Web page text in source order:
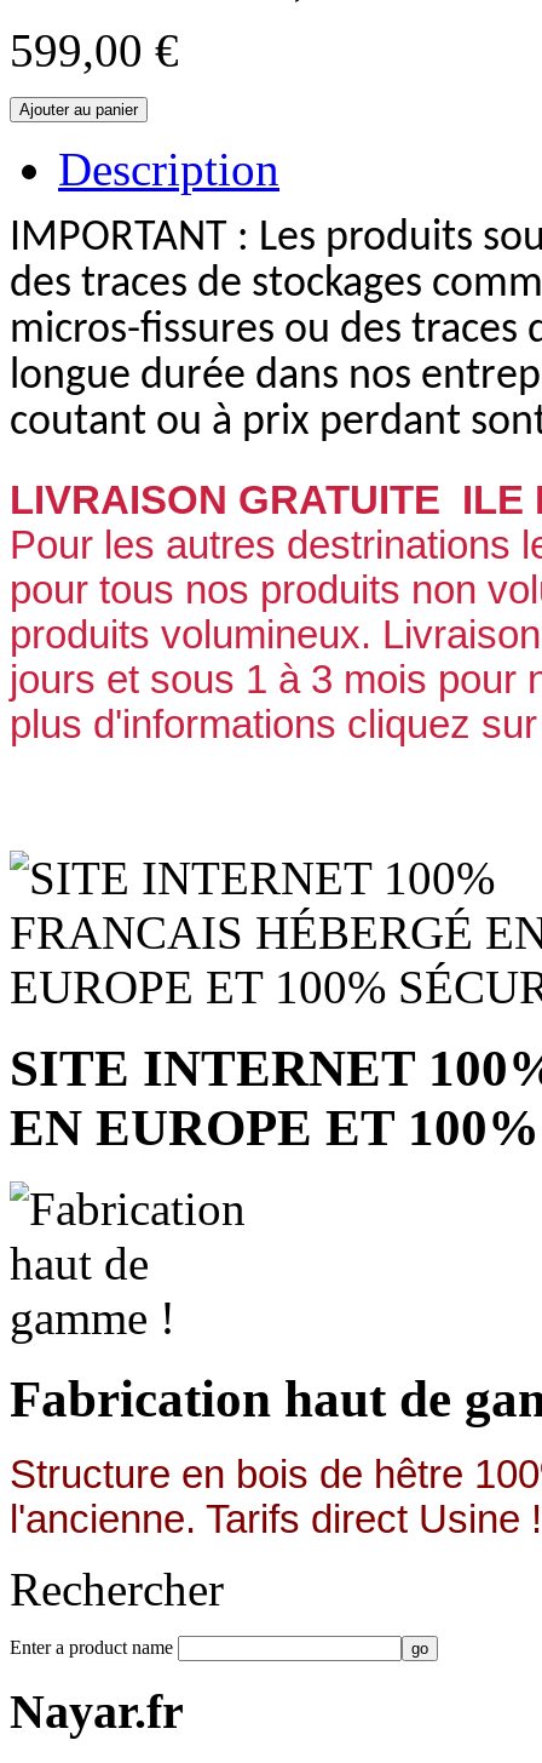
599,00 €
Description
IMPORTANT : Les produits
des traces de stockages
micros-fissures ou des traces
longue durée dans nos
coutant ou à prix perdant
LIVRAISON GRATUITE ILE
Pour les autres destrinations
pour tous nos produits non
produits volumineux.
jours et sous 1 à 3 mois pour
plus d'informations cliquez
SITE INTERNET
EN EUROPE ET
Fabrication haut de
Structure en bois de hêtre
l'ancienne. Tarifs direct Usine !
Rechercher
Enter a product name
Nayar.fr